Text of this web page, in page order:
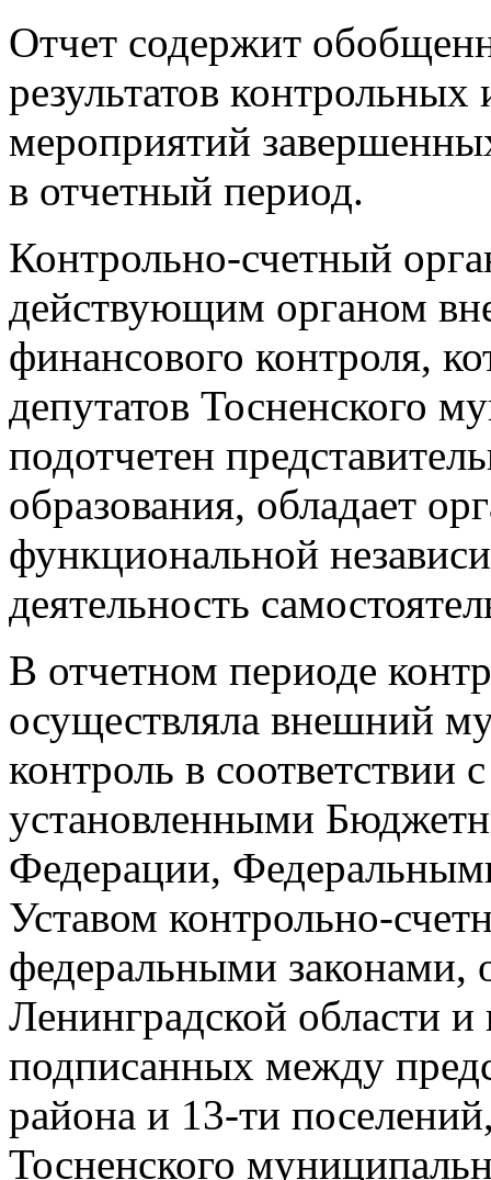
Отчет содержит
результатов
мероприятий
в отчетный период.
Контрольно-счетный
действующим органом
финансового контроля,
депутатов Тосненского
подотчетен
образования, обладает
функциональной
деятельность
В отчетном периоде
осуществляла внешний
контроль в соответствии
установленными
Федерации,
Уставом контрольно-
федеральными законами,
Ленинградской области
подписанных между
района и 13-ти
Тосненского